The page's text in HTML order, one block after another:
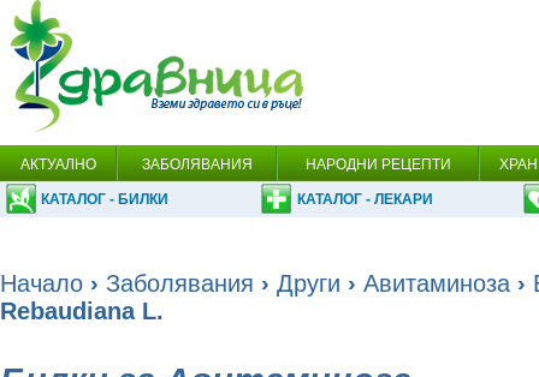
АКТУАЛНО ЗАБОЛЯВАНИЯ НАРОДНИ РЕЦЕПТИ
КАТАЛОГ - БИЛКИ КАТАЛОГ - ЛЕКАРИ
Начало › Заболявания › Други › Авитаминоза ›
Rebaudiana L.